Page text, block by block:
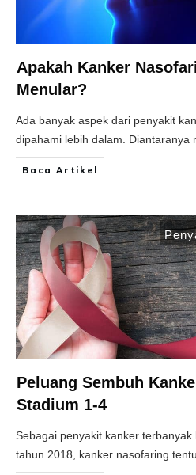
Apakah Kanker
Menular?
Ada banyak aspek dari penyakit
dipahami lebih dalam. Diantaranya
Baca Artikel
Peluang Sembuh
Stadium 1-4
Sebagai penyakit kanker
tahun 2018, kanker nasofaring